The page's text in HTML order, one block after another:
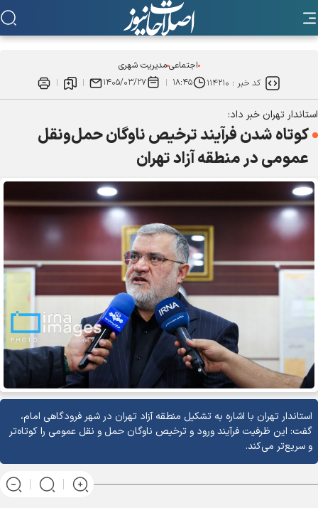
اجتماعیمدیریت شهری
کد خبر : ۱۱۴۲۱۰ ۱۸:۴۵ ۱۴۰۵/۰۳/۲۷
استاندار تهران خبر داد:
کوتاه شدن فرآیند ترخیص ناوگان حمل‌ونقل
عمومی در منطقه آزاد تهران
استاندار تهران با اشاره به تشکیل منطقه آزاد تهران در شهر فرودگاهی امام،
گفت: این ظرفیت فرآیند ورود و ترخیص ناوگان حمل‌ و نقل عمومی را کوتاه‌تر
و سریع‌تر می‌کند.